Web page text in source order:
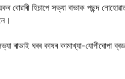
বোৱাৰী হিচাপে সভ্যা ৰাভাক পছন্দ
ৰাভাই ঘৰৰ কাষৰ কামাখ্যা-যোগীঘোপা